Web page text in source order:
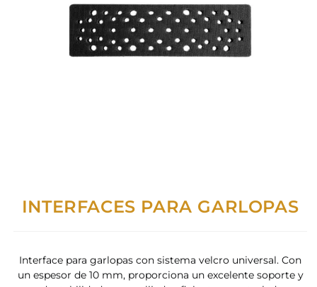
INTERFACES PARA GARLOPAS
Interface para garlopas con sistema velcro universal. Con
un espesor de 10 mm, proporciona un excelente soporte y